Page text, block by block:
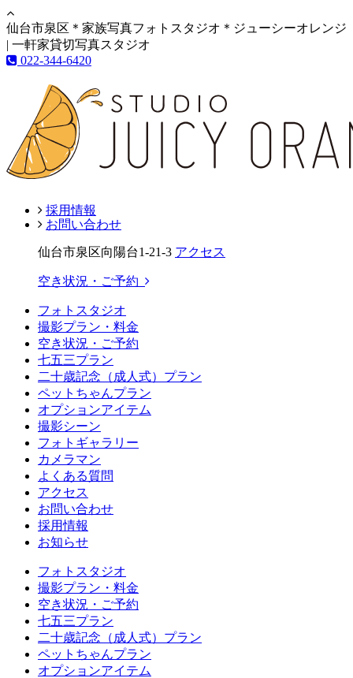
仙台市泉区＊家族写真フォトスタジオ＊ジューシーオレンジ
| 一軒家貸切写真スタジオ
022-344-6420
採用情報
お問い合わせ
仙台市泉区向陽台1-21-3 アクセス
空き状況・ご予約
フォトスタジオ
撮影プラン・料金
空き状況・ご予約
七五三プラン
二十歳記念（成人式）プラン
ペットちゃんプラン
オプションアイテム
撮影シーン
フォトギャラリー
カメラマン
よくある質問
アクセス
お問い合わせ
採用情報
お知らせ
フォトスタジオ
撮影プラン・料金
空き状況・ご予約
七五三プラン
二十歳記念（成人式）プラン
ペットちゃんプラン
オプションアイテム